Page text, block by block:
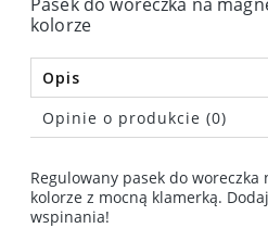
kolorze
Opis
Opinie o produkcie (0)
Regulowany pasek do
kolorze z mocną klamerką.
wspinania!